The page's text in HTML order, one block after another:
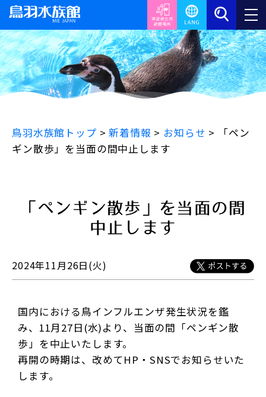
鳥羽水族館トップ >新着情報 > お知らせ >
「ペン
ギン散歩」を当面の間中止します
「ペンギン散歩」を当面の間
中止します
2024年11月26日(火)
国内における鳥インフルエンザ発生状況を鑑
み、11月27日(水)より、当面の間「ペンギン散
歩」を中止いたします。
再開の時期は、改めてHP・SNSでお知らせいた
します。